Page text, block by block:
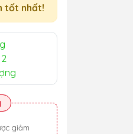
tốt nhất!